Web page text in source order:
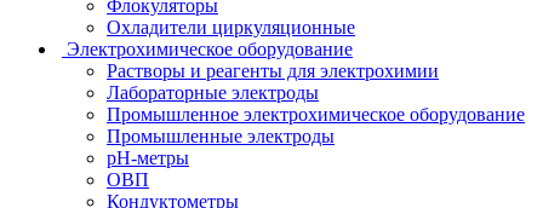
Флокуляторы
Охладители циркуляционные
Электрохимическое оборудование
Растворы и реагенты для электрохимии
Лабораторные электроды
Промышленное электрохимическое оборудование
Промышленные электроды
pH-метры
ОВП
Кондуктометры